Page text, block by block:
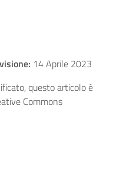
14 Aprile 2023
questo articolo è
Commons